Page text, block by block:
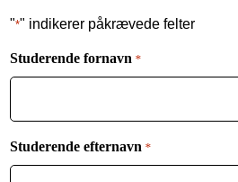
"*" indikerer påkrævede felter
Studerende fornavn *
Studerende efternavn *